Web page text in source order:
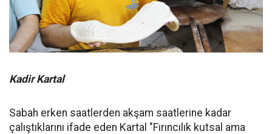
Kadir Kartal
Sabah erken saatlerden akşam saatlerine kadar
çalıştıklarını ifade eden Kartal "Fırıncılık kutsal ama